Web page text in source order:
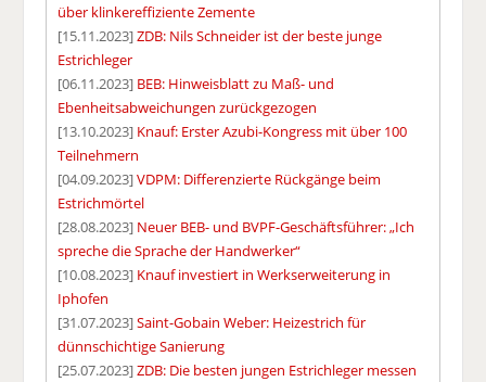
über klinkereffiziente Zemente
[15.11.2023]ZDB: Nils Schneider ist der beste junge
Estrichleger
[06.11.2023] BEB: Hinweisblatt zu Maß- und
Ebenheitsabweichungen zurückgezogen
[13.10.2023] Knauf: Erster Azubi-Kongress mit über 100
Teilnehmern
[04.09.2023]VDPM: Differenzierte Rückgänge beim
Estrichmörtel
[28.08.2023] Neuer BEB- und BVPF-Geschäftsführer: „Ich
spreche die Sprache der Handwerker“
[10.08.2023] Knauf investiert in Werkserweiterung in
Iphofen
[31.07.2023]Saint-Gobain Weber: Heizestrich für
dünnschichtige Sanierung
[25.07.2023]ZDB: Die besten jungen Estrichleger messen